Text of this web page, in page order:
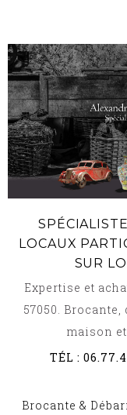
LOCAUX
SUR
Expertise et
57050.
maison
TÉL :
Brocante &